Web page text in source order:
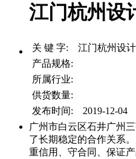
江门杭州设
关 键 字: 江门杭州设
产品规格:
所属行业:
供货数量:
发布时间: 2019-12-04
广州市白云区石井广州
了长期稳定的合作关系
重信用、守合同、保证